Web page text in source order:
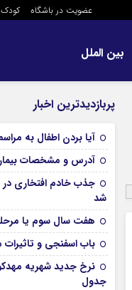
عضویت در باشگاه کودک
بین الملل
پربازدیدترین اخبار
آیا بردن اطفال به
آدرس و مشخصات
جذب خادم افتخاری
شد
هفت سال سوم یا
باب اسفنجی و
نرخ جدید شهریه
جدول